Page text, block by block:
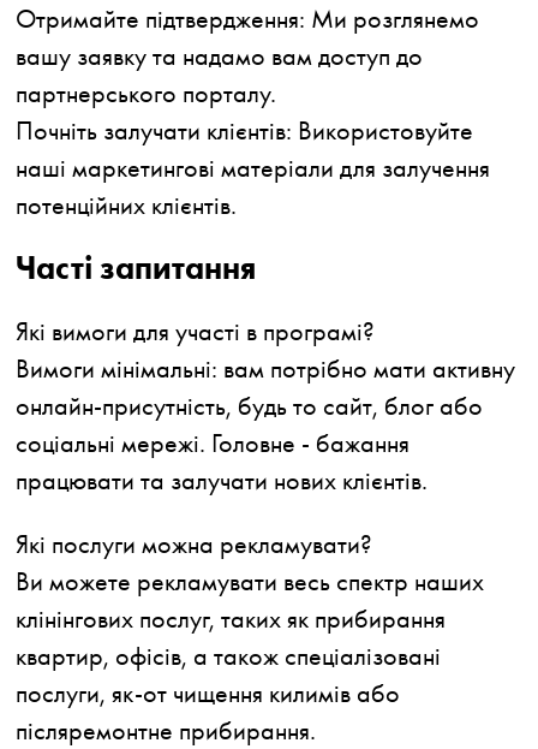
Отримайте підтвердження: Ми розглянемо
вашу заявку та надамо вам доступ до
партнерського порталу.
Почніть залучати клієнтів: Використовуйте
наші маркетингові матеріали для залучення
потенційних клієнтів.
Часті запитання
Які вимоги для участі в програмі?
Вимоги мінімальні: вам потрібно мати активну
онлайн-присутність, будь то сайт, блог або
соціальні мережі. Головне - бажання
працювати та залучати нових клієнтів.
Які послуги можна рекламувати?
Ви можете рекламувати весь спектр наших
клінінгових послуг, таких як прибирання
квартир, офісів, а також спеціалізовані
послуги, як-от чищення килимів або
післяремонтне прибирання.